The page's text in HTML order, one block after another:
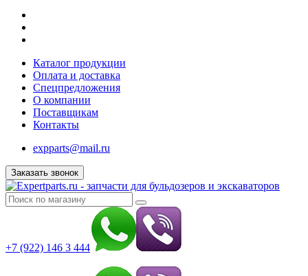
Каталог продукции
Оплата и доставка
Спецпредложения
О компании
Поставщикам
Контакты
expparts@mail.ru
Заказать звонок
+7 (922) 146 3 444